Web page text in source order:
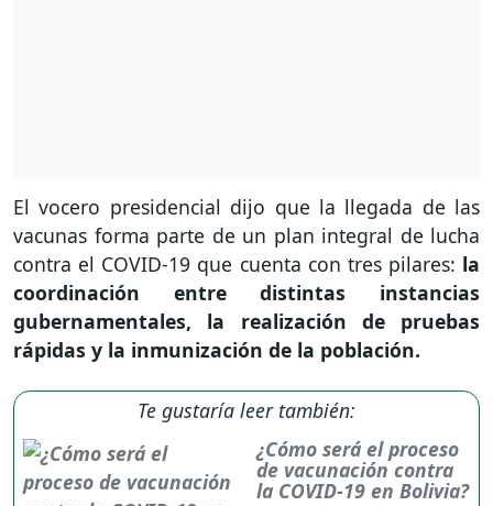
El vocero presidencial dijo que la llegada de las
vacunas forma parte de un plan integral de lucha
contra el COVID-19 que cuenta con tres pilares: la
coordinación entre distintas instancias
gubernamentales, la realización de pruebas
rápidas y la inmunización de la población.
Te gustaría leer también:
¿Cómo será el proceso
de vacunación contra
la COVID-19 en Bolivia?